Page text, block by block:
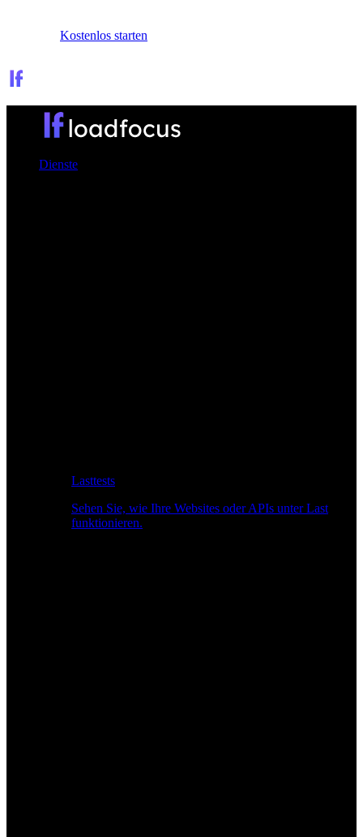
Kostenlos starten
Dienste
Lasttests
Sehen Sie, wie Ihre Websites oder APIs unter Last
funktionieren.